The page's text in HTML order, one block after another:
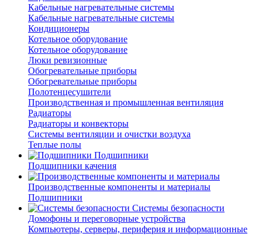
Кабельные нагревательные системы
Кабельные нагревательные системы
Кондиционеры
Котельное оборудование
Котельное оборудование
Люки ревизионные
Обогревательные приборы
Обогревательные приборы
Полотенцесушители
Производственная и промышленная вентиляция
Радиаторы
Радиаторы и конвекторы
Системы вентиляции и очистки воздуха
Теплые полы
Подшипники
Подшипники качения
Производственные компоненты и материалы
Подшипники
Системы безопасности
Домофоны и переговорные устройства
Компьютеры, серверы, периферия и информационные